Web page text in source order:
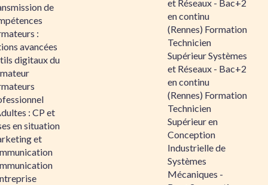
de
:
avancées
digitaux du
: CP et
en situation
et
et Réseaux - Bac+2
en continu
(Rennes) Formation
Technicien
Supérieur Systèmes
et Réseaux - Bac+2
en continu
(Rennes) Formation
Technicien
Supérieur en
Conception
Industrielle de
Systèmes
Mécaniques -